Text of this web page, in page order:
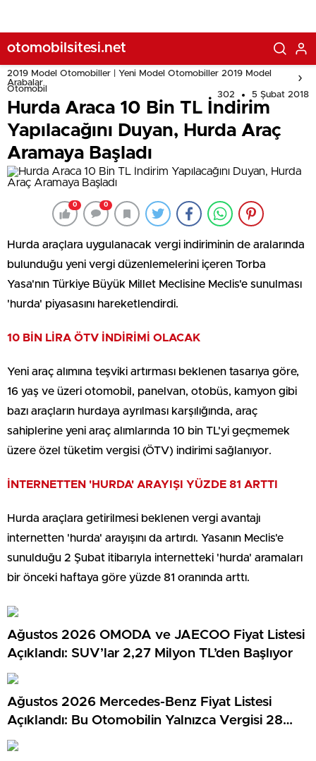
otomobilsitesi.net
2019 Model Otomobiller | Yeni Model Otomobiller 2019 Model
Arabalar
Otomobil
302 5 Şubat 2018
Hurda Araca 10 Bin TL İndirim
Yapılacağını Duyan, Hurda Araç
Aramaya Başladı
0 0
Hurda araçlara uygulanacak vergi indiriminin de aralarında
bulunduğu yeni vergi düzenlemelerini içeren Torba
Yasa'nın Türkiye Büyük Millet Meclisine Meclis'e sunulması
'hurda' piyasasını hareketlendirdi.
10 BİN LİRA ÖTV İNDİRİMİ OLACAK
Yeni araç alımına teşviki artırması beklenen tasarıya göre,
16 yaş ve üzeri otomobil, panelvan, otobüs, kamyon gibi
bazı araçların hurdaya ayrılması karşılığında, araç
sahiplerine yeni araç alımlarında 10 bin TL'yi geçmemek
üzere özel tüketim vergisi (ÖTV) indirimi sağlanıyor.
İNTERNETTEN 'HURDA' ARAYIŞI YÜZDE 81 ARTTI
Hurda araçlara getirilmesi beklenen vergi avantajı
internetten 'hurda' arayışını da artırdı. Yasanın Meclis'e
sunulduğu 2 Şubat itibarıyla internetteki 'hurda' aramaları
bir önceki haftaya göre yüzde 81 oranında arttı.
Ağustos 2026 OMODA ve JAECOO Fiyat Listesi
Açıklandı: SUV’lar 2,27 Milyon TL’den Başlıyor
Ağustos 2026 Mercedes-Benz Fiyat Listesi
Açıklandı: Bu Otomobilin Yalnızca Vergisi 28
Milyon TL…